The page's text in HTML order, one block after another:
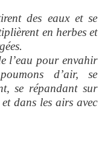
des eaux et se
en herbes et
pour envahir
d’air, se
se répandant sur
dans les airs avec